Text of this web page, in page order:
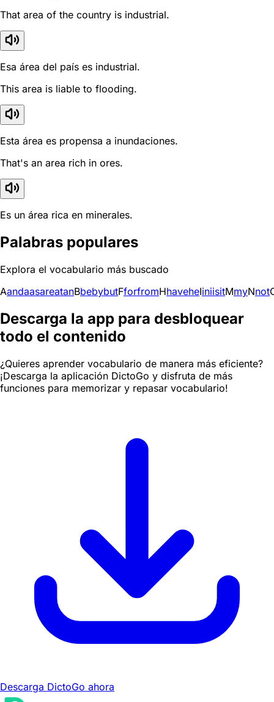
That area of the country is industrial.
Esa área del país es industrial.
This area is liable to flooding.
Esta área es propensa a inundaciones.
That's an area rich in ores.
Es un área rica en minerales.
Palabras populares
Explora el vocabulario más buscado
AandaasareatanBbebybutFforfromHhaveheIiniisitMmyNnot
Descarga la app para desbloquear
todo el contenido
¿Quieres aprender vocabulario de manera más eficiente?
¡Descarga la aplicación DictoGo y disfruta de más
funciones para memorizar y repasar vocabulario!
Descarga DictoGo ahora